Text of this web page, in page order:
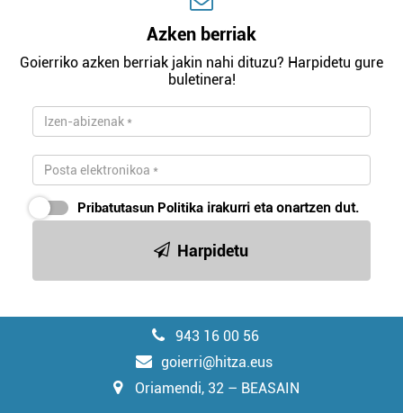
Azken berriak
Goierriko azken berriak jakin nahi dituzu? Harpidetu gure
buletinera!
Pribatutasun Politika irakurri eta onartzen dut.
Harpidetu
943 16 00 56
goierri@hitza.eus
Oriamendi, 32 – BEASAIN